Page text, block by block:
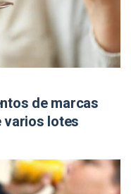
de marcas
lotes